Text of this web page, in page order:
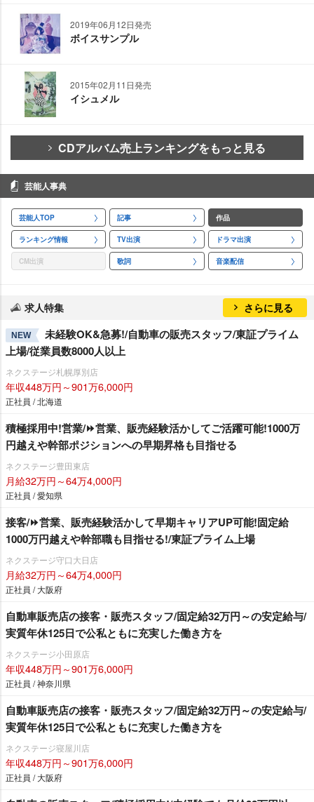
2019年06月12日発売
ボイスサンプル
2015年02月11日発売
イシュメル
CDアルバム売上ランキングをもっと見る
芸能人事典
芸能人TOP 記事 作品
ランキング情報 TV出演 ドラマ出演
CM出演 歌詞 音楽配信
求人特集 さらに見る
NEW
未経験OK&急募!/自動車の販売スタッフ/東証プライム
上場/従業員数8000人以上
ネクステージ札幌厚別店
年収448万円～901万6,000円
正社員 / 北海道
積極採用中!営業/⏩️営業、販売経験活かしてご活躍可能!1000万
円越えや幹部ポジションへの早期昇格も目指せる
ネクステージ豊田東店
月給32万円～64万4,000円
正社員 / 愛知県
接客/⏩️営業、販売経験活かして早期キャリアUP可能!固定給
1000万円越えや幹部職も目指せる!/東証プライム上場
ネクステージ守口大日店
月給32万円～64万4,000円
正社員 / 大阪府
自動車販売店の接客・販売スタッフ/固定給32万円～の安定給与/
実質年休125日で公私ともに充実した働き方を
ネクステージ小田原店
年収448万円～901万6,000円
正社員 / 神奈川県
自動車販売店の接客・販売スタッフ/固定給32万円～の安定給与/
実質年休125日で公私ともに充実した働き方を
ネクステージ寝屋川店
年収448万円～901万6,000円
正社員 / 大阪府